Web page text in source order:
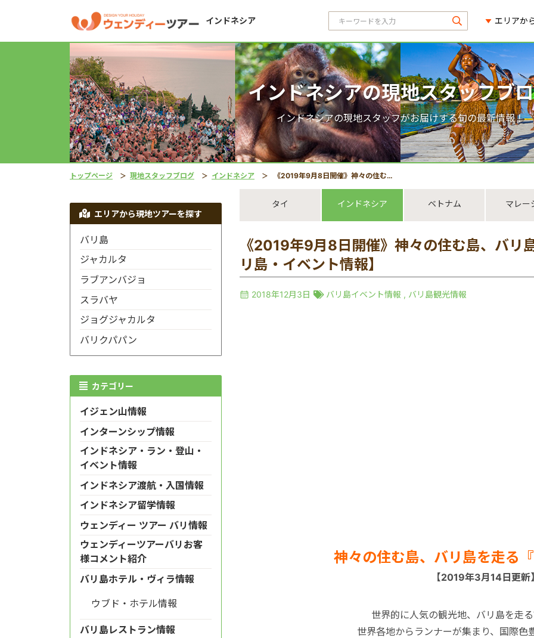
インドネシア エリアか
インドネシアの現地スタッフブ
インドネシアの現地スタッフがお届けする旬の最新情報！
トップページ 現地スタッフブログ インドネシア 《2019年9月8日開催》神々の住む島、バリ島を走る『バリ マラソン』【バリ島・イベント情報】
タイ インドネシア ベトナム マレー
《2019年9月8日開催》神々の住む島、バリ
リ島・イベント情報】
2018年12月3日 バリ島イベント情報 , バリ島観光情報
神々の住む島、バリ島を走る『
【2019年3月14日更新】
世界的に人気の観光地、バリ島を走る
世界各地からランナーが集まり、国際色
エリアから現地ツアーを探す
バリ島
ジャカルタ
ラブアンバジョ
スラバヤ
ジョグジャカルタ
バリクパパン
カテゴリー
イジェン山情報
インターンシップ情報
インドネシア・ラン・登山・
イベント情報
インドネシア渡航・入国情報
インドネシア留学情報
ウェンディー ツアー バリ情報
ウェンディーツアーバリお客
様コメント紹介
バリ島ホテル・ヴィラ情報
ウブド・ホテル情報
バリ島レストラン情報